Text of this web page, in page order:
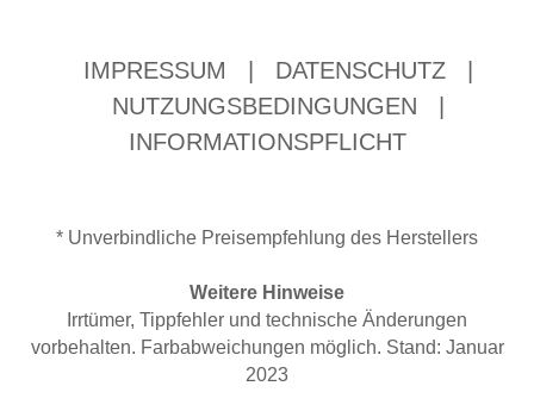
IMPRESSUM DATENSCHUTZ
NUTZUNGSBEDINGUNGEN
INFORMATIONSPFLICHT
* Unverbindliche Preisempfehlung des Herstellers
Weitere Hinweise
Irrtümer, Tippfehler und technische Änderungen
vorbehalten. Farbabweichungen möglich. Stand: Januar
2023